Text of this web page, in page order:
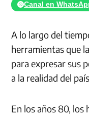
Canal en
A lo largo del
herramientas que
para expresar sus
a la realidad del
En los años 80, los